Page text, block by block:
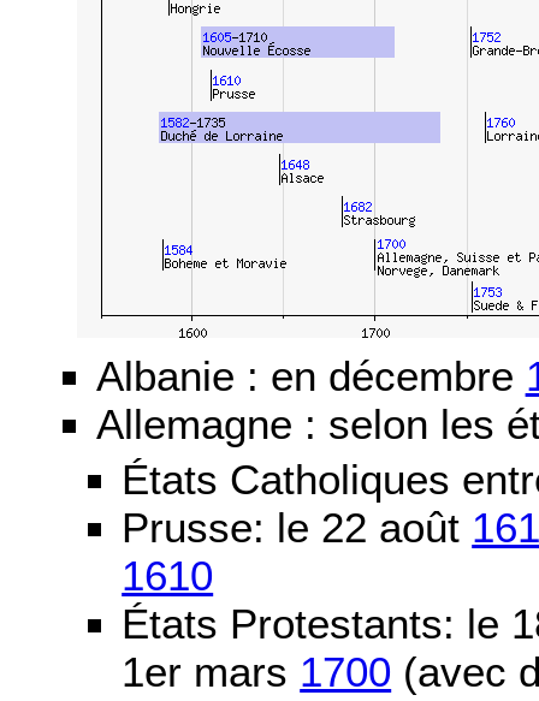
Albanie : en décembre
Allemagne : selon les
États Catholiques
Prusse: le 22 août
1610
États Protestants: le
1er mars 1700 (avec